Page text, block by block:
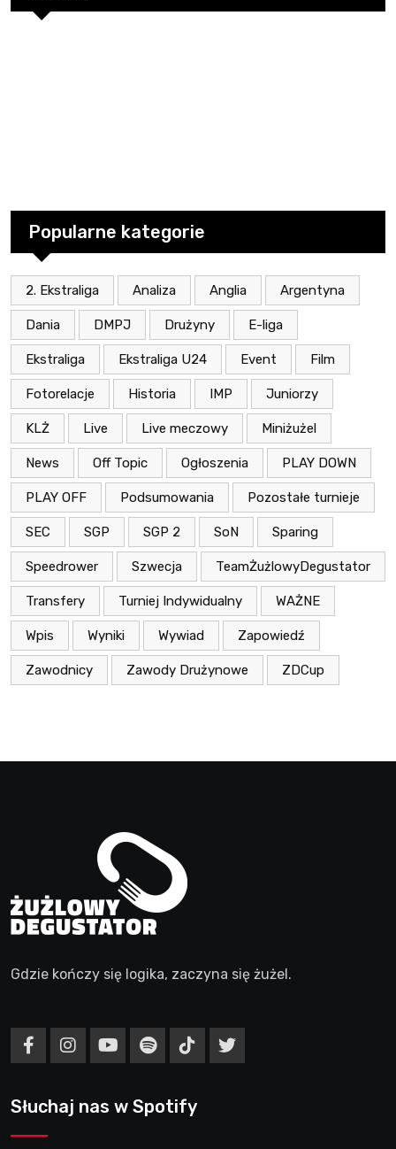
Popularne kategorie
2. Ekstraliga Analiza Anglia Argentyna
Dania DMPJ Drużyny E-liga
Ekstraliga Ekstraliga U24 Event Film
Fotorelacje Historia IMP Juniorzy
KLŻ Live Live meczowy Miniżużel
News Off Topic Ogłoszenia PLAY DOWN
PLAY OFF Podsumowania Pozostałe turnieje
SEC SGP SGP 2 SoN Sparing
Speedrower Szwecja TeamŻużlowyDegustator
Transfery Turniej Indywidualny WAŻNE
Wpis Wyniki Wywiad Zapowiedź
Zawodnicy Zawody Drużynowe ZDCup
Gdzie kończy się logika, zaczyna się żużel.
Słuchaj nas w Spotify